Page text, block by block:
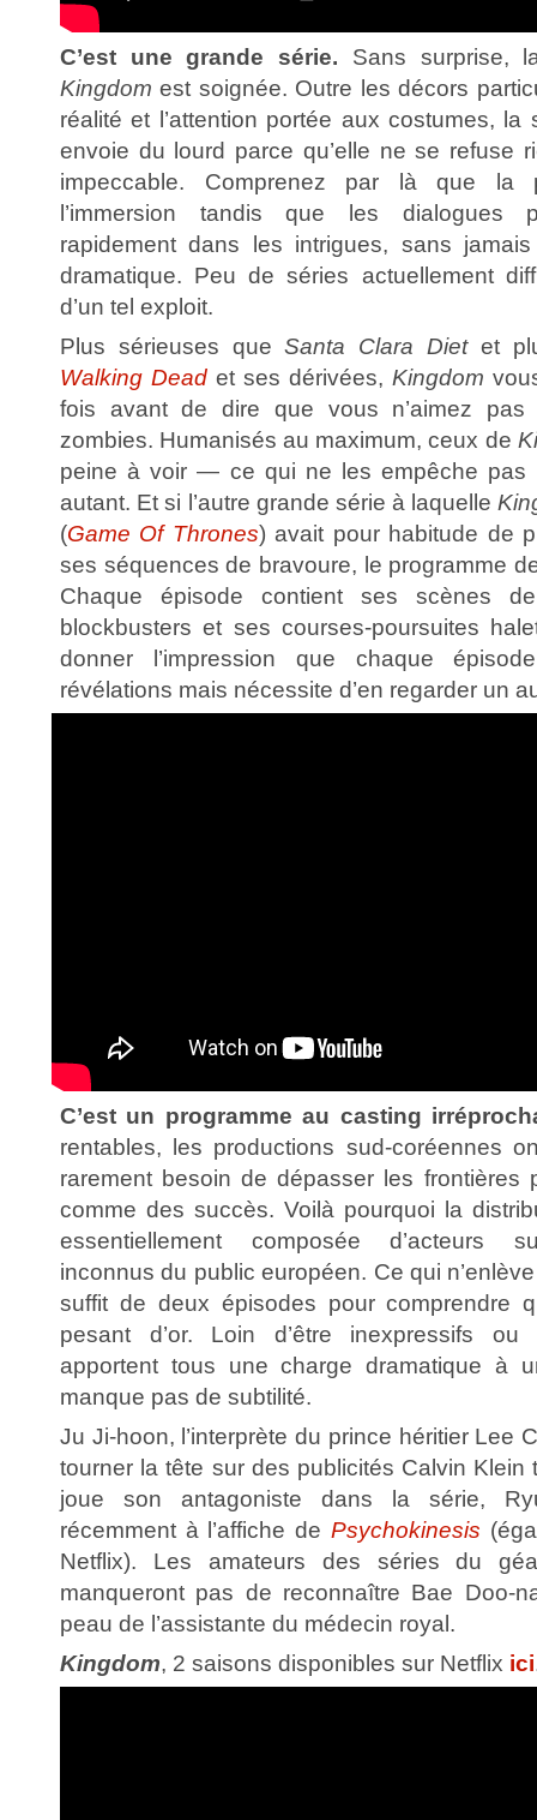
C’est une grande série. Sans surprise,
Kingdom est soignée. Outre les décors
réalité et l’attention portée aux costumes,
envoie du lourd parce qu’elle ne se refuse
impeccable. Comprenez par là que la
l’immersion tandis que les dialogues
rapidement dans les intrigues, sans
dramatique. Peu de séries actuellement
d’un tel exploit.
Plus sérieuses queSanta Clara Dietet
Walking Dead et ses dérivées, Kingdom
fois avant de dire que vous n’aimez
zombies. Humanisés au maximum, ceux de
peine à voir — ce qui ne les empêche pas
autant. Et si l’autre grande série à laquelle
(Game Of Thrones) avait pour habitude de
ses séquences de bravoure, le programme
Chaque épisode contient ses scènes
blockbusters et ses courses-poursuites
donner l’impression que chaque
révélations mais nécessite d’en regarder un
C’est un programme au casting
rentables, les productions sud-coréennes
rarement besoin de dépasser les frontières
comme des succès. Voilà pourquoi la
essentiellement composée d’acteurs
inconnus du public européen. Ce qui
suffit de deux épisodes pour comprendre
pesant d’or. Loin d’être inexpressifs ou
apportent tous une charge dramatique à
manque pas de subtilité.
Ju Ji-hoon, l’interprète du prince héritier Lee
tourner la tête sur des publicités Calvin Klein
joue son antagoniste dans la série,
récemment à l’affiche de Psychokinesis
Netflix). Les amateurs des séries du
manqueront pas de reconnaître Bae Doo-
peau de l’assistante du médecin royal.
Kingdom, 2 saisons disponibles sur Netflix ici